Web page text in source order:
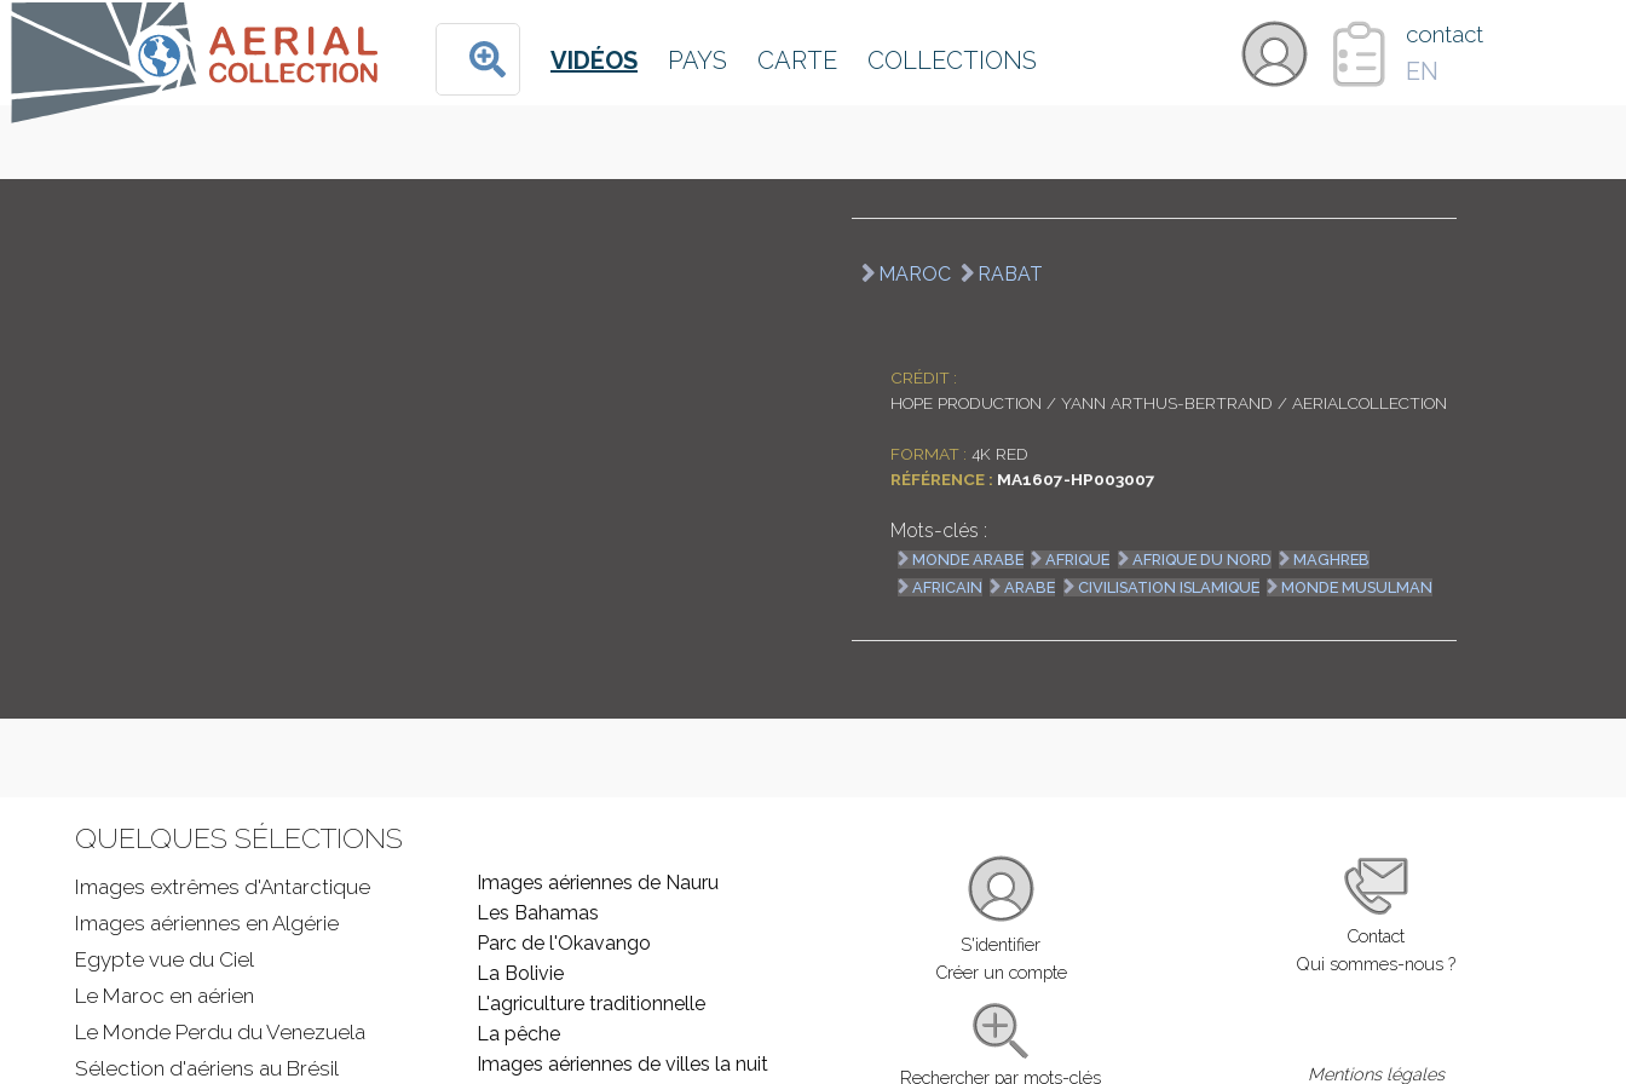
VIDÉOS PAYS CARTE COLLECTIONS
contact
EN
COLLECTIONS
ENGLISH
MAROC RABAT
CRÉDIT :
HOPE PRODUCTION / YANN ARTHUS-BERTRAND / AERIALCOLLECTION
FORMAT : 4K RED
RÉFÉRENCE : MA1607-HP003007
Mots-clés :
MONDE ARABE AFRIQUE AFRIQUE DU NORD
MAGHREB
AFRICAIN
ARABE CIVILISATION ISLAMIQUE MONDE MUSULMAN
QUELQUES SÉLECTIONS
Images extrêmes d'Antarctique
Images aériennes en Algérie
Egypte vue du Ciel
Le Maroc en aérien
Le Monde Perdu du Venezuela
Sélection d'aériens au Brésil
Images aériennes de Nauru
Les Bahamas
Parc de l'Okavango
La Bolivie
L'agriculture traditionnelle
La pêche
Images aériennes de villes la nuit
S'identifier
Créer un compte
Rechercher par mots-clés
Contact
Qui sommes-nous ?
Mentions légales